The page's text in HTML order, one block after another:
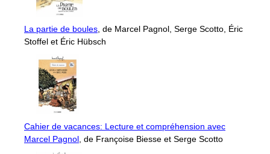
La partie de boules, de Marcel Pagnol, Serge Scotto, Éric
Stoffel et Éric Hübsch
Cahier de vacances: Lecture et compréhension avec
Marcel Pagnol, de Françoise Biesse et Serge Scotto